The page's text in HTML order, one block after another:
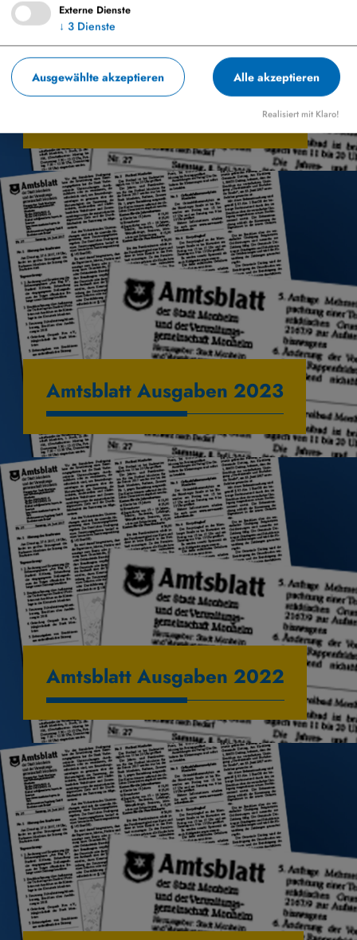
Amtsblatt Ausgaben 2024
Amtsblatt Ausgaben 2023
Amtsblatt Ausgaben 2022
Externe Dienste
↓ 3 Dienste
Ausgewählte akzeptieren Alle akzeptieren
Realisiert mit Klaro!